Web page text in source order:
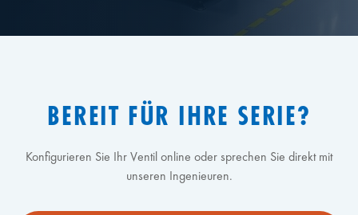
BEREIT FÜR IHRE SERIE?
Konfigurieren Sie Ihr Ventil online oder sprechen Sie direkt mit
unseren Ingenieuren.